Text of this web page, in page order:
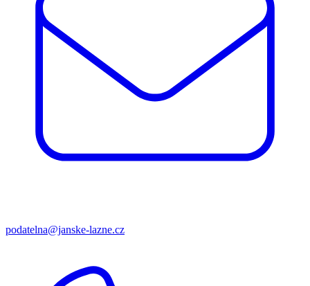
podatelna@janske-lazne.cz